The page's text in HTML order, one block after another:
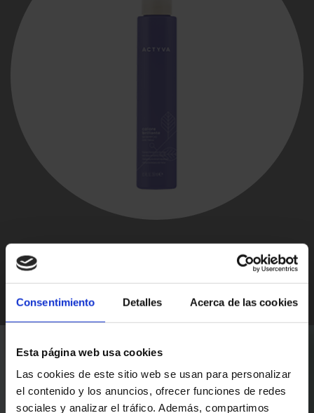
Consentimiento Detalles Acerca de las cookies
Esta página web usa cookies
Las cookies de este sitio web se usan para personalizar
el contenido y los anuncios, ofrecer funciones de redes
sociales y analizar el tráfico. Además, compartimos